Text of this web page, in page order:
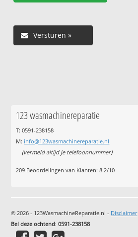
123 wasmachinereparatie
T: 0591-238158
M: info@123wasmachinereparatie.nl
(vermeld altijd je telefoonnummer)
209 Beoordelingen van Klanten:8.2/10
© 2026 - 123WasmachineReparatie.nl - Disclaimer
Bel deze ochtend:0591-238158